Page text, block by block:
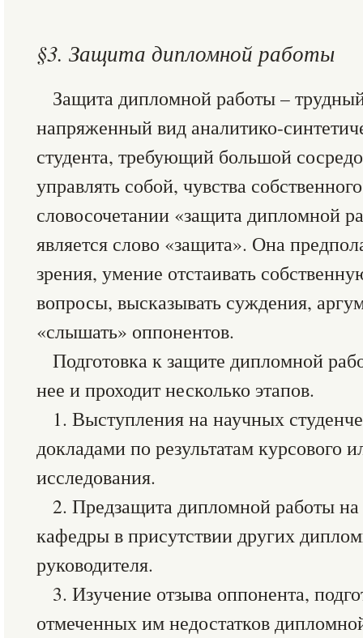
§3. Защита дипломной работы
Защита дипломной работы –
напряженный вид аналитико-
студента, требующий большой
управлять собой, чувства
словосочетании «защита дипломной
является слово «защита». Она
зрения, умение отстаивать
вопросы, высказывать суждения,
«слышать» оппонентов.
Подготовка к защите дипломной
нее и проходит несколько этапов.
1. Выступления на научных
докладами по результатам курсового
исследования.
2. Предзащита дипломной работы
кафедры в присутствии других
руководителя.
3. Изучение отзыва оппонента,
отмеченных им недостатков